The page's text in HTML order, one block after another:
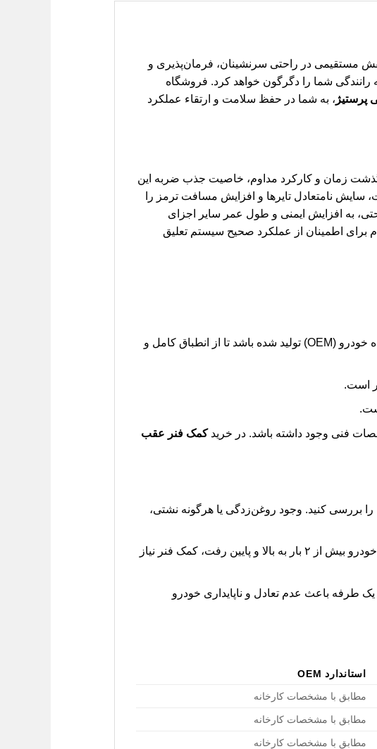
مستقیمی در راحتی سرنشینان، فرمان‌پذیری و
رانندگی شما را دگرگون خواهد کرد. فروشگاه
پرستیژ ، به شما در حفظ سلامت و ارتقاء عملکرد
زمان و کارکرد مداوم، خاصیت جذب ضربه این
نامتعادل تایرها و افزایش مسافت ترمز را
به افزایش ایمنی و طول عمر سایر اجزای
برای اطمینان از عملکرد صحیح سیستم تعلیق
اطمینان حاصل کنید که قطعه انتخابی، مطابق با استانداردهای کارخانه سازنده خودرو (OEM) تولید شده باشد تا از انطباق کامل و
است.
فنی وجود داشته باشد. در خریدکمک فنر عقب
ظاهری کمک فنرها را بررسی کنید. وجود روغن‌زدگی یا هرگونه نشتی،
با فشار دادن و رها کردن گلگیر عقب خودرو، میزان بازگشت آن را بسنجید. اگر خودرو بیش از ۲ بار به بالا و پایین رفت، کمک فنر نیاز
باعث عدم تعادل و ناپایداری خودرو
استاندارد OEM
مطابق با مشخصات کارخانه
مطابق با مشخصات کارخانه
مطابق با مشخصات کارخانه